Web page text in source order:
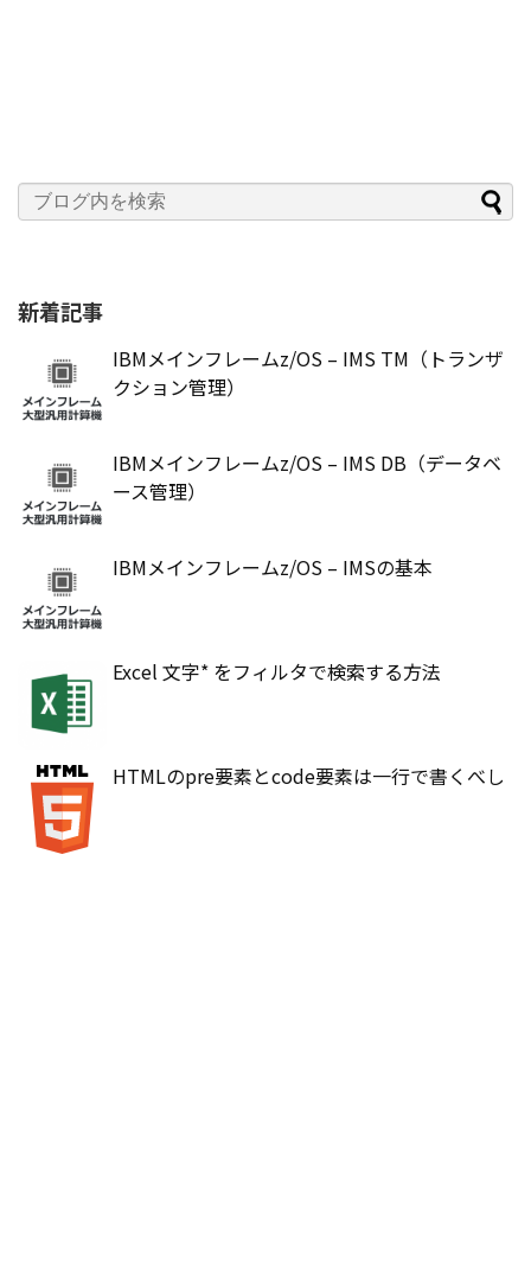
新着記事
IBMメインフレームz/OS – IMS TM（トランザ
クション管理）
IBMメインフレームz/OS – IMS DB（データベ
ース管理）
IBMメインフレームz/OS – IMSの基本
Excel 文字* をフィルタで検索する方法
HTMLのpre要素とcode要素は一行で書くべし